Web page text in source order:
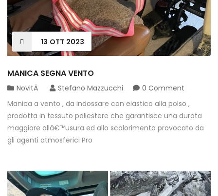
13 OTT 2023
MANICA SEGNA VENTO
NovitÃ Stefano Mazzucchi
0 Comment
Manica a vento , da indossare con elastico alla polso ,
prodotta in tessuto poliestere che garantisce una durata
maggiore allâ€™usura ed allo scolorimento provocato da
gli agenti atmosferici Pro